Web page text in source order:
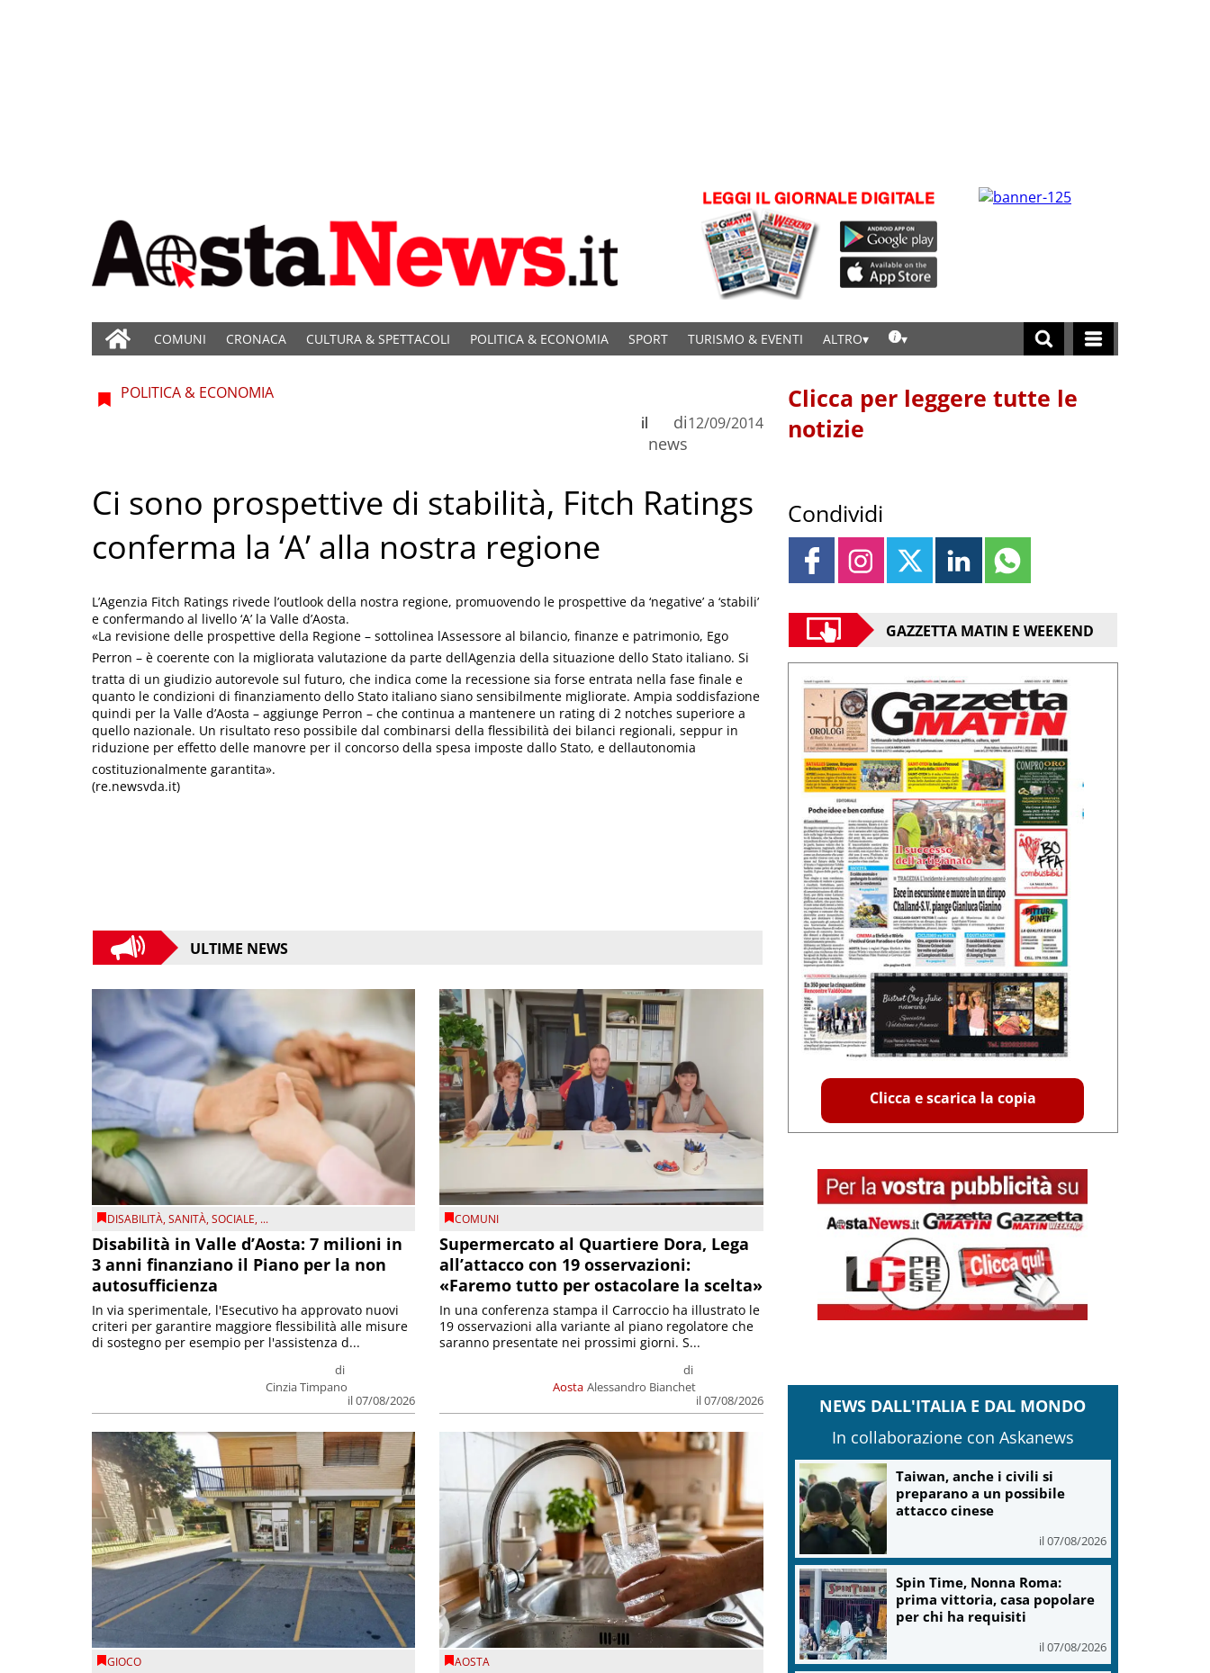
COMUNI CRONACA CULTURA & SPETTACOLI POLITICA & ECONOMIA SPORT TURISMO & EVENTI ALTRO
POLITICA & ECONOMIA
di
news
il 12/09/2014
Ci sono prospettive di stabilità, Fitch Ratings
conferma la ‘A’ alla nostra regione
L’Agenzia Fitch Ratings rivede l’outlook della nostra regione, promuovendo le prospettive da ‘negative’ a ‘stabili’
e confermando al livello ‘A’ la Valle d’Aosta.
«La revisione delle prospettive della Regione – sottolinea lAssessore al bilancio, finanze e patrimonio, Ego
Perron – è coerente con la migliorata valutazione da parte dellAgenzia della situazione dello Stato italiano. Si
tratta di un giudizio autorevole sul futuro, che indica come la recessione sia forse entrata nella fase finale e
quanto le condizioni di finanziamento dello Stato italiano siano sensibilmente migliorate. Ampia soddisfazione
quindi per la Valle d’Aosta – aggiunge Perron – che continua a mantenere un rating di 2 notches superiore a
quello nazionale. Un risultato reso possibile dal combinarsi della flessibilità dei bilanci regionali, seppur in
riduzione per effetto delle manovre per il concorso della spesa imposte dallo Stato, e dellautonomia
costituzionalmente garantita».
(re.newsvda.it)
ULTIME NEWS
DISABILITÀ,SANITÀ,SOCIALE, ...
Disabilità in Valle d’Aosta: 7 milioni in
3 anni finanziano il Piano per la non
autosufficienza
di
Cinzia Timpano
il 07/08/2026
In via sperimentale, l'Esecutivo ha approvato nuovi
criteri per garantire maggiore flessibilità alle misure
di sostegno per esempio per l'assistenza d...
COMUNI
Supermercato al Quartiere Dora, Lega
all’attacco con 19 osservazioni:
«Faremo tutto per ostacolare la scelta»
Aosta
di
Alessandro Bianchet
il 07/08/2026
In una conferenza stampa il Carroccio ha illustrato le
19 osservazioni alla variante al piano regolatore che
saranno presentate nei prossimi giorni. S...
GIOCO AOSTA
Clicca per leggere tutte le
notizie
Condividi
GAZZETTA MATIN E WEEKEND
Clicca e scarica la copia
NEWS DALL'ITALIA E DAL MONDO
In collaborazione con Askanews
Taiwan, anche i civili si
preparano a un possibile
attacco cinese
il 07/08/2026
Spin Time, Nonna Roma:
prima vittoria, casa popolare
per chi ha requisiti
il 07/08/2026